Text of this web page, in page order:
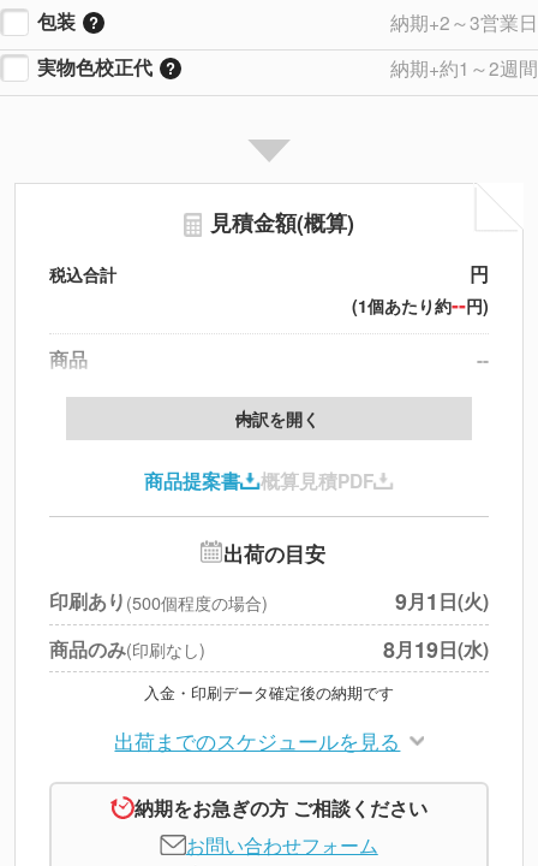
包装
納期+2～3営業日
実物色校正代
納期+約1～2週間
見積金額(概算)
税込合計 円
(1個あたり約--円)
商品
--
製版代
印刷代
北海道・沖縄・離島 別途
円
※上記小計は税別です
内訳を開く
商品提案書 概算見積PDF
出荷の目安
印刷あり (500個程度の場合) 9月1 日(火)
商品のみ(印刷なし) 8月19日(水)
入金・印刷データ確定後の納期です
出荷までのスケジュールを見る
納期をお急ぎの方 ご相談ください
お問い合わせフォーム